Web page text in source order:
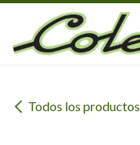
Ir al contenido
Todos los productos